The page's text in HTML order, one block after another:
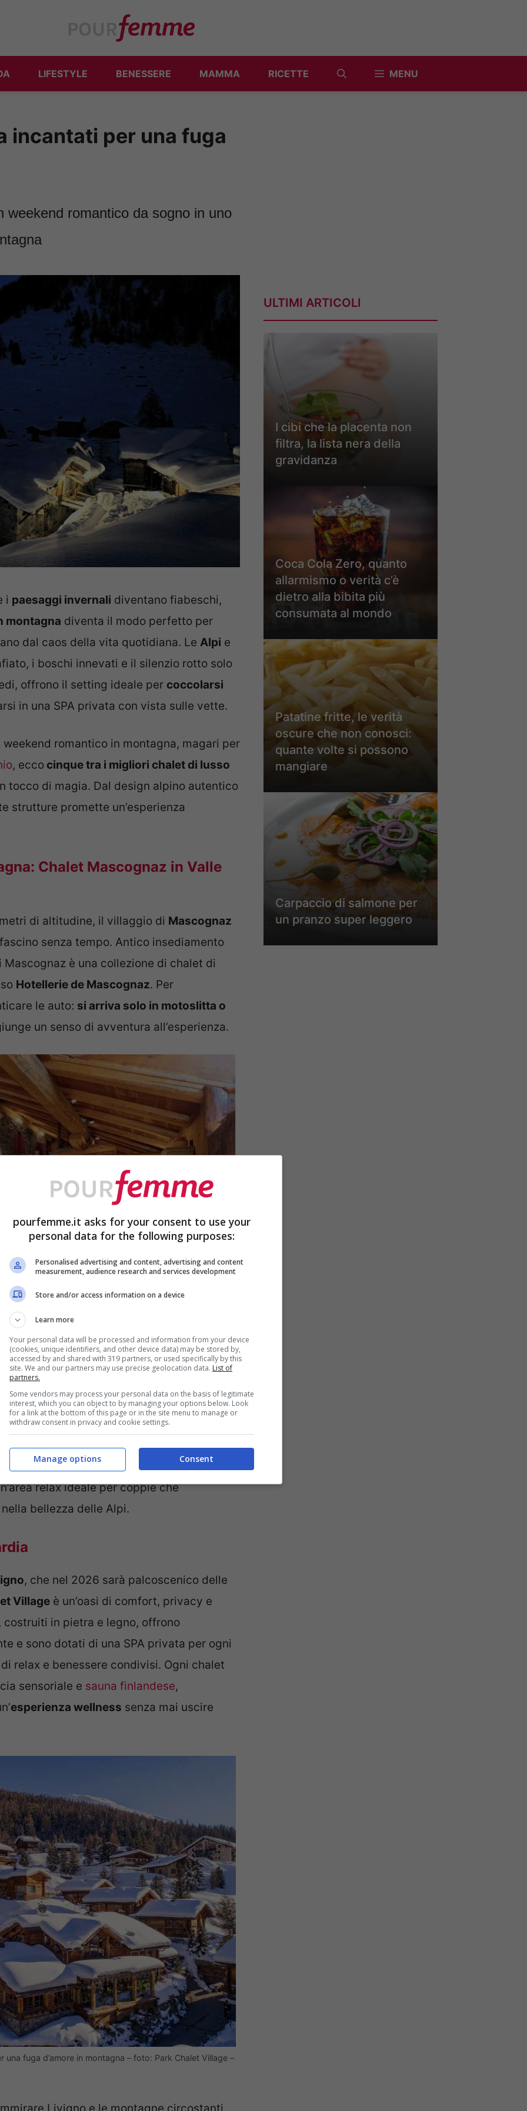
LIFESTYLE BENESSERE MAMMA RICETTE MENU
incantati per una fuga
weekend romantico da sogno in uno
i paesaggi invernali diventano fiabeschi,
montagna diventa il modo perfetto per
dal caos della vita quotidiana. Le Alpi e
i boschi innevati e il silenzio rotto solo
offrono il setting ideale per coccolarsi
in una SPA privata con vista sulle vette.
romantico in montagna, magari per
, ecco cinque tra i migliori chalet di lusso
tocco di magia. Dal design alpino autentico
strutture promette un’esperienza
Chalet Mascognaz in Valle
di altitudine, il villaggio di Mascognaz
senza tempo. Antico insediamento
è una collezione di chalet di
Hotellerie de Mascognaz. Per
le auto: si arriva solo in motoslitta o
un senso di avventura all’esperienza.
in montagna – foto: Hotellerie de Mascognaz –
insette chalet esclusivi, dove
con mobili pregiati e tessuti caldi. Gli
rustica ed elegante, ma sono dotati di
con idromassaggio, sauna e hammam con
relax ideale per coppie che
bellezza delle Alpi.
, che nel 2026 sarà palcoscenico delle
Village è un’oasi di comfort, privacy e
costruiti in pietra e legno, offrono
e sono dotati di una SPA privata per ogni
relax e benessere condivisi. Ogni chalet
sensoriale e sauna finlandese,
esperienza wellness senza mai uscire
fuga d’amore in montagna – foto: Park Chalet Village –
ULTIMI ARTICOLI
I cibi che la placenta non
filtra, la lista nera della
gravidanza
Coca Cola Zero, quanto
allarmismo o verità c’è
dietro alla bibita più
consumata al mondo
Patatine fritte, le verità
oscure che non conosci:
quante volte si possono
mangiare
Carpaccio di salmone per
un pranzo super leggero
pourfemme.it asks for your consent to use your
personal data for the following purposes:
Personalised advertising and content, advertising and content
measurement, audience research and services development
Store and/or access information on a device
Learn more
Your personal data will be processed and information from your device
(cookies, unique identifiers, and other device data) may be stored by,
accessed by and shared with 319 partners, or used specifically by this
site. We and our partners may use precise geolocation data. List of
partners.
Some vendors may process your personal data on the basis of legitimate
interest, which you can object to by managing your options below. Look
for a link at the bottom of this page or in the site menu to manage or
withdraw consent in privacy and cookie settings.
Consent
Manage options